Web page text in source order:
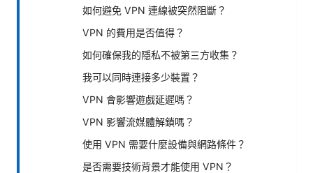
如何避免 VPN 連線被突然阻斷？
VPN 的費用是否值得？
如何確保我的隱私不被第三方收集？
我可以同時連接多少裝置？
VPN 會影響遊戲延遲嗎？
VPN 影響流媒體解鎖嗎？
使用 VPN 需要什麼設備與網路條件？
是否需要技術背景才能使用 VPN？